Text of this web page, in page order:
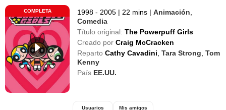
COMPLETA 1998 - 2005 | 22 mins | Animación
Comedia
Título original: The Powerpuff Girls
Creado por Craig McCracken
Reparto Cathy Cavadini ,Tara Strong ,Tom
Kenny
País EE.UU.
Usuarios Mis amigos